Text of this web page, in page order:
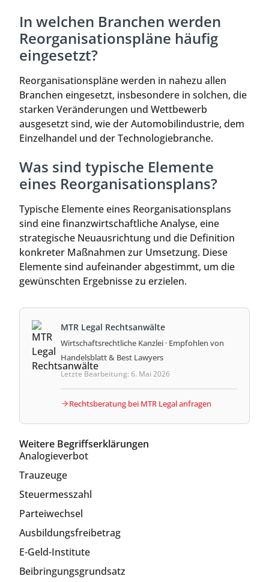
In welchen Branchen werden
Reorganisationspläne häufig
eingesetzt?
Reorganisationspläne werden in nahezu allen
Branchen eingesetzt, insbesondere in solchen, die
starken Veränderungen und Wettbewerb
ausgesetzt sind, wie der Automobilindustrie, dem
Einzelhandel und der Technologiebranche.
Was sind typische Elemente
eines Reorganisationsplans?
Typische Elemente eines Reorganisationsplans
sind eine finanzwirtschaftliche Analyse, eine
strategische Neuausrichtung und die Definition
konkreter Maßnahmen zur Umsetzung. Diese
Elemente sind aufeinander abgestimmt, um die
gewünschten Ergebnisse zu erzielen.
MTR Legal Rechtsanwälte
Wirtschaftsrechtliche Kanzlei · Empfohlen von
Handelsblatt & Best Lawyers
Letzte Bearbeitung: 6. Mai 2026
Rechtsberatung bei MTR Legal anfragen
Weitere Begriffserklärungen
Analogieverbot
Trauzeuge
Steuermesszahl
Parteiwechsel
Ausbildungsfreibetrag
E-Geld-Institute
Beibringungsgrundsatz